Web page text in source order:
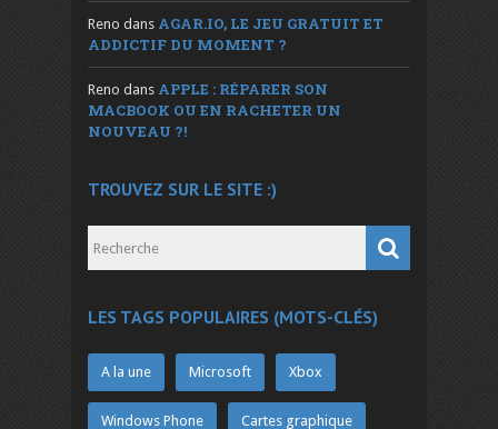
Reno dans AGAR.IO, LE JEU GRATUIT ET
ADDICTIF DU MOMENT ?
Reno dans APPLE : RÉPARER SON
MACBOOK OU EN RACHETER UN
NOUVEAU ?!
TROUVEZ SUR LE SITE :)
LES TAGS POPULAIRES (MOTS-CLÉS)
A la une Microsoft Xbox
Windows Phone Cartes graphique